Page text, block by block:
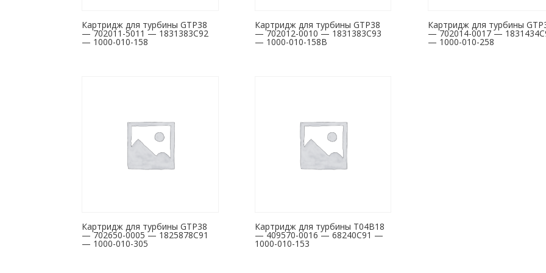
Картридж для турбины GTP38
— 702011-5011 — 1831383C92
— 1000-010-158
Картридж для турбины GTP38
— 702012-0010 — 1831383C93
— 1000-010-158B
Картридж для турбины
— 702014-0017 —
— 1000-010-258
Картридж для турбины GTP38
— 702650-0005 — 1825878C91
— 1000-010-305
Картридж для турбины T04B18
— 409570-0016 — 68240C91 —
1000-010-153